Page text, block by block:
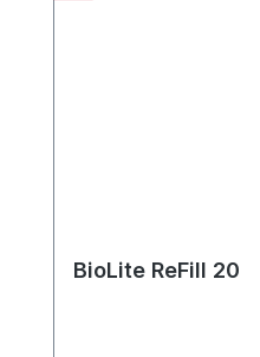
BioLite ReFill 20